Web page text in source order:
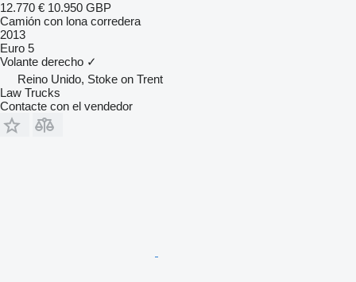
12.770 € 10.950 GBP
Camión con lona corredera
2013
Euro 5
Volante derecho ✓
Reino Unido, Stoke on Trent
Law Trucks
Contacte con el vendedor